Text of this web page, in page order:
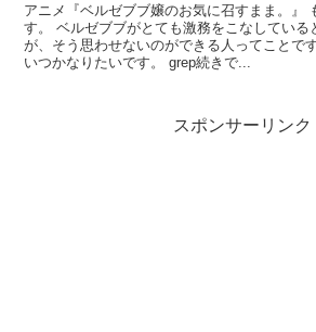
アニメ『ベルゼブブ嬢のお気に召すまま。』
す。 ベルゼブブがとても激務をこなしている
が、そう思わせないのができる人ってことで
いつかなりたいです。 grep続きで...
スポンサーリンク